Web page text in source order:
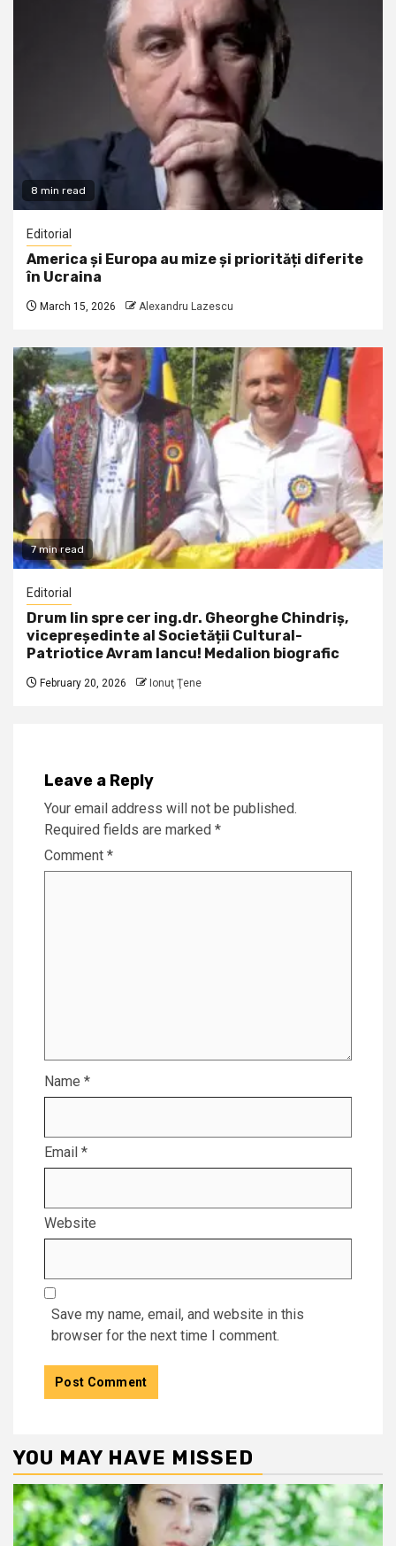
8 min read
Editorial
America și Europa au mize și priorități diferite
în Ucraina
March 15, 2026 Alexandru Lazescu
7 min read
Editorial
Drum lin spre cer ing.dr. Gheorghe Chindriș,
vicepreședinte al Societății Cultural-
Patriotice Avram Iancu! Medalion biografic
February 20, 2026 Ionuţ Ţene
Leave a Reply
Your email address will not be published.
Required fields are marked *
Comment *
Name *
Email *
Website
Save my name, email, and website in this
browser for the next time I comment.
YOU MAY HAVE MISSED